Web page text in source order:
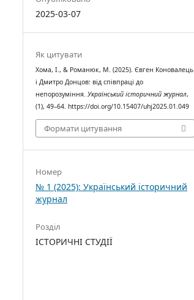
2025-03-07
Як цитувати
Хома, І., & Романюк, М. (2025). Євген Коновалець
і Дмитро Донцов: від співпраці до
непорозуміння.Український історичний журнал,
(1), 49–64. https://doi.org/10.15407/uhj2025.01.049
Формати цитування
Номер
№ 1 (2025): Український історичний
журнал
Розділ
ІСТОРИЧНІ СТУДІЇ